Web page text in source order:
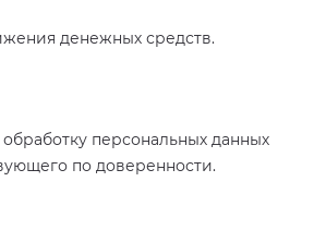
денежных средств.
персональных данных
по доверенности.